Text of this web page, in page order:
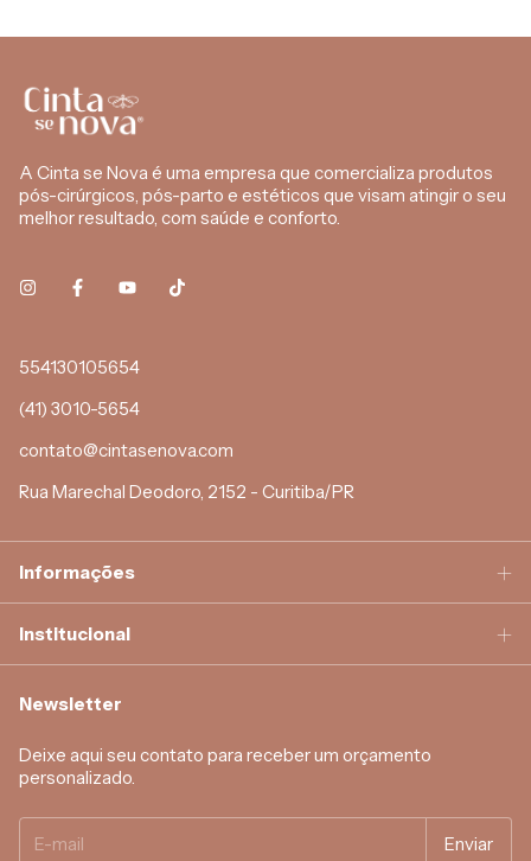
A Cinta se Nova é uma empresa que comercializa produtos
pós-cirúrgicos, pós-parto e estéticos que visam atingir o seu
melhor resultado, com saúde e conforto.
554130105654
(41) 3010-5654
contato@cintasenova.com
Rua Marechal Deodoro, 2152 - Curitiba/PR
Informações
Institucional
Newsletter
Deixe aqui seu contato para receber um orçamento
personalizado.